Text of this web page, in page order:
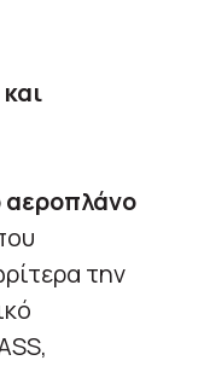
αεροπλάνο
την